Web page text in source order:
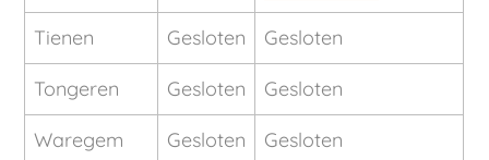
Tienen Gesloten Gesloten
Tongeren Gesloten Gesloten
Waregem Gesloten Gesloten